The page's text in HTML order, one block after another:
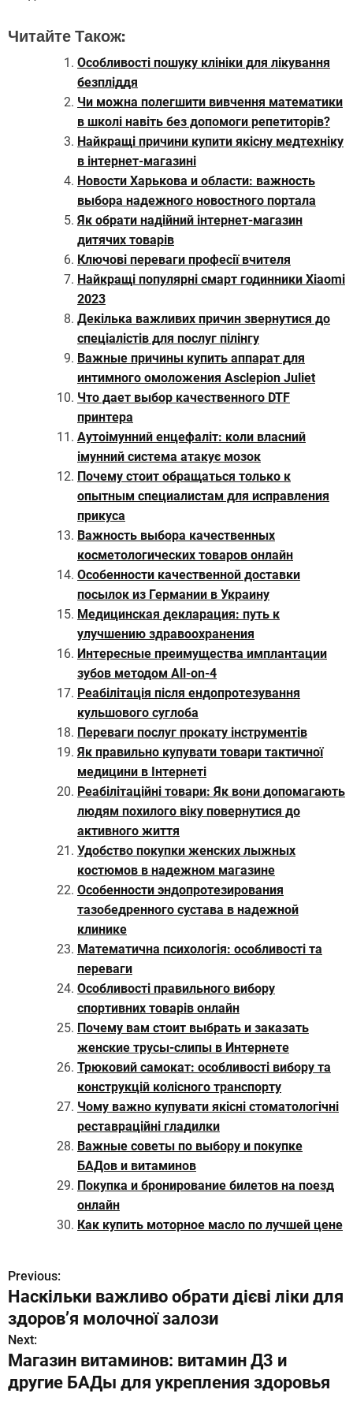
Читайте Також:
Особливості пошуку клініки для лікування
безпліддя
Чи можна полегшити вивчення математики
в школі навіть без допомоги репетиторів?
Найкращі причини купити якісну медтехніку
в інтернет-магазині
Новости Харькова и области: важность
выбора надежного новостного портала
Як обрати надійний інтернет-магазин
дитячих товарів
Ключові переваги професії вчителя
Найкращі популярні смарт годинники Xiaomi
2023
Декілька важливих причин звернутися до
спеціалістів для послуг пілінгу
Важные причины купить аппарат для
интимного омоложения Asclepion Juliet
Что дает выбор качественного DTF
принтера
Аутоімунний енцефаліт: коли власний
імунний система атакує мозок
Почему стоит обращаться только к
опытным специалистам для исправления
прикуса
Важность выбора качественных
косметологических товаров онлайн
Особенности качественной доставки
посылок из Германии в Украину
Медицинская декларация: путь к
улучшению здравоохранения
Интересные преимущества имплантации
зубов методом All-on-4
Реабілітація після ендопротезування
кульшового суглоба
Переваги послуг прокату інструментів
Як правильно купувати товари тактичної
медицини в Інтернеті
Реабілітаційні товари: Як вони допомагають
людям похилого віку повернутися до
активного життя
Удобство покупки женских лыжных
костюмов в надежном магазине
Особенности эндопротезирования
тазобедренного сустава в надежной
клинике
Математична психологія: особливості та
переваги
Особливості правильного вибору
спортивних товарів онлайн
Почему вам стоит выбрать и заказать
женские трусы-слипы в Интернете
Трюковий самокат: особливості вибору та
конструкцій колісного транспорту
Чому важно купувати якісні стоматологічні
реставраційні гладилки
Важные советы по выбору и покупке
БАДов и витаминов
Покупка и бронирование билетов на поезд
онлайн
Как купить моторное масло по лучшей цене
Н
а
в
и
Previous:
Наскільки важливо обрати дієві ліки для
здоров’я молочної залози
Next:
Магазин витаминов: витамин Д3 и
другие БАДы для укрепления здоровья